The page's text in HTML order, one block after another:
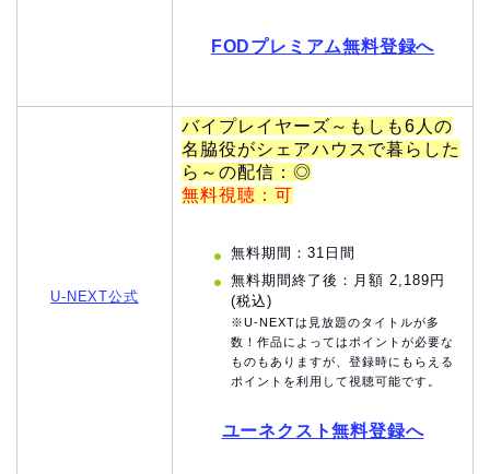
FODプレミアム無料登録へ
U-NEXT公式
バイプレイヤーズ～もしも6人の
名脇役がシェアハウスで暮らした
ら～の配信：◎
無料視聴：可
無料期間：31日間
無料期間終了後：月額 2,189円
(税込)
※U-NEXTは見放題のタイトルが多
数！作品によってはポイントが必要な
ものもありますが、登録時にもらえる
ポイントを利用して視聴可能です。
ユーネクスト無料登録へ